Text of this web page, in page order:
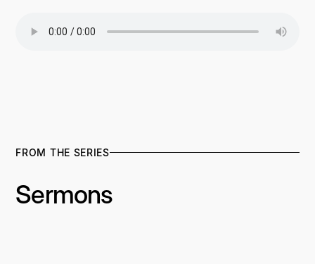
FROM THE SERIES
Sermons